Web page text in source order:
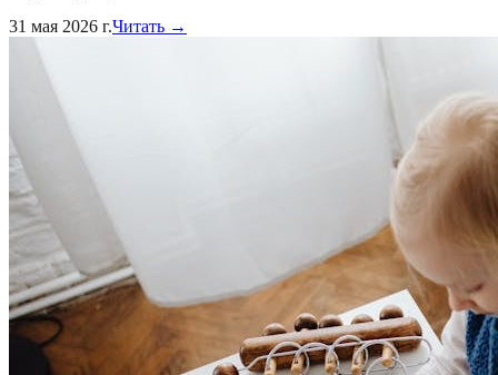
31 мая 2026 г.Читать →